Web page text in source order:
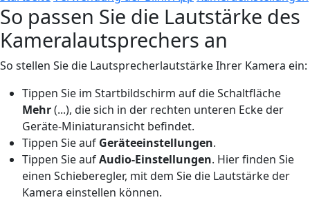
So passen Sie die Lautstärke des
Kameralautsprechers an
So stellen Sie die Lautsprecherlautstärke Ihrer Kamera ein:
Tippen Sie im Startbildschirm auf die Schaltfläche
Mehr(...), die sich in der rechten unteren Ecke der
Geräte-Miniaturansicht befindet.
Tippen Sie auf Geräteeinstellungen.
Tippen Sie aufAudio-Einstellungen. Hier finden Sie
einen Schieberegler, mit dem Sie die Lautstärke der
Kamera einstellen können.